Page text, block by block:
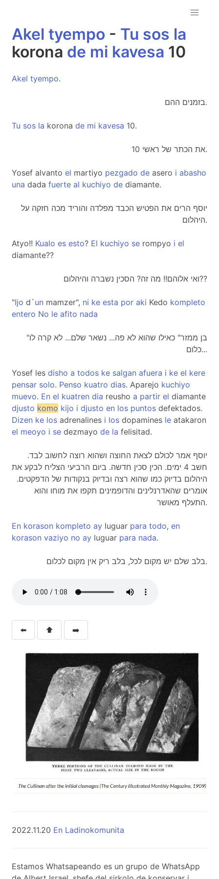
Akel tyempo - Tu sos la
korona de mi kavesa 10
Akel tyempo.
בזמנים ההם.
Tu sos la korona de mi kavesa 10.
את הכתר של ראשי 10.
Yosef alvanto el martiyo pezgado de asero i abasho
una dada fuerte al kuchiyo de diamante.
יוסף הרים את הפטיש הכבד מפלדה והוריד מכה חזקה על
היהלום.
Atyo!! Kualo es esto? El kuchiyo se rompyo i el
diamante??
ואי אלוהם!! מה זה? הסכין נשברה והיהלום??
"Ijo d`un mamzer", ni ke esta por aki Kedo kompleto
entero No le afito nada
"בן ממזר" כאילו שהוא לא פה... נשאר שלם... לא קרה לו
כלום...
Yosef les disho a todos ke salgan afuera i ke el kere
pensar solo. Penso kuatro dias. Aparejo kuchiyo
muevo. En el kuatren dia reusho a partir el diamante
djusto komo kijo i djusto en los puntos defektados.
Dizen ke los adrenalines i los dopamines le atakaron
el meoyo i se dezmayo de la felisitad.
יוסף אמר לכולם לצאת החוצה ושהוא רוצה לחשוב לבד.
חשב 4 ימים. הכין סכין חדשה. ביום הרביעי הצליח לבקע את
היהלום בדיוק כמו שהוא רצה ובדיוק בנקודות של הדפקטים.
אומרים שהאדרנלינים והדופמינים תקפו את מוחו והוא
התעלף מאושר.
En korason kompleto ay luguar para todo, en
korason vaziyo no ay luguar para nada.
בלב שלם יש מקום לכל, בלב ריק אין מקום לכלום.
⬅️ ⬆️ ➡️
2022.11.20 En Ladinokomunita
Estamos Whatsapeando es un grupo de WhatsApp